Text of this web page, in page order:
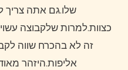
שלו.גם אתה צריך
כצוות.למרות שלקבוצה
אליפות.היזהר